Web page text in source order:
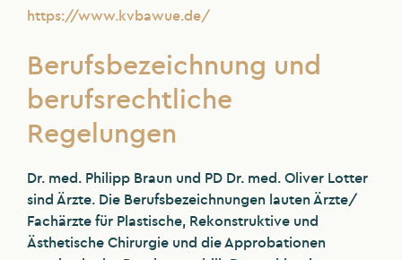
https://www.kvbawue.de/
Berufsbezeichnung und
berufsrechtliche
Regelungen
Dr. med. Philipp Braun und PD Dr. med. Oliver Lotter
sind Ärzte. Die Berufsbezeichnungen lauten Ärzte/
Fachärzte für Plastische, Rekonstruktive und
Ästhetische Chirurgie und die Approbationen